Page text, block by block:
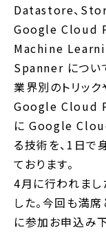
Datastore、
Google Cloud
Machine
Spanner につい
業界別のトリック
Google Cloud
に Google
る技術を、1日で
ております。
4月に行われまし
した。今回も満
に参加お申込み